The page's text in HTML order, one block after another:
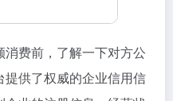
费前，了解一下对方公
供了权威的企业信用信